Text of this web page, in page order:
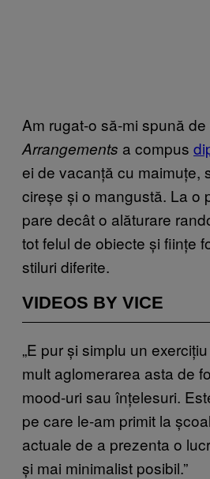
Am rugat-o să-mi spună
Arrangements a compus
ei de vacanță cu maimuțe,
cireșe și o mangustă. La o
pare decât o alăturare
tot felul de obiecte și ființe
stiluri diferite.
VIDEOS BY VICE
„E pur și simplu un
mult aglomerarea asta de
mood-uri sau înțelesuri.
pe care le-am primit la
actuale de a prezenta o
și mai minimalist posibil.”